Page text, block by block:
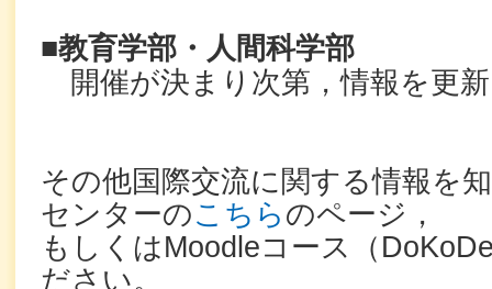
■教育学部・人間科学部
開催が決まり次第，情報を更
その他国際交流に関する情報を
センターのこちら のページ，
もしくはMoodleコース（
ださい。